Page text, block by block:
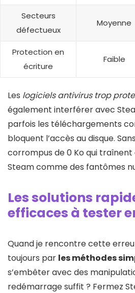
Secteurs
défectueux
Moyenne
Protection en
écriture
Faible
Les logiciels antivirus trop
également interférer avec
parfois les téléchargements
bloquent l’accès au disque.
corrompus de 0 Ko qui traînent
Steam comme des fantômes
Les solutions
efficaces à tester
Quand je rencontre cette
toujours par les méthodes
s’embêter avec des
redémarrage suffit ? Fermez